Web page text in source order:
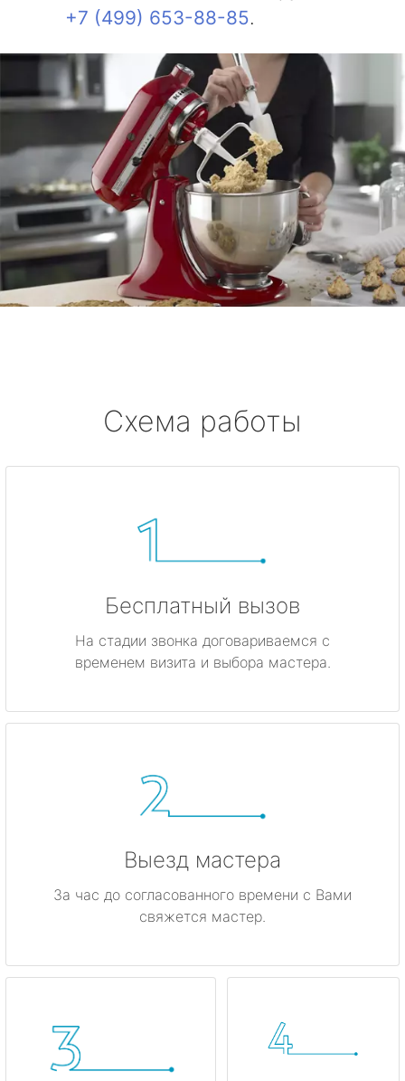
+7 (499) 653-88-85.
Схема работы
Бесплатный вызов
На стадии звонка договариваемся с
временем визита и выбора мастера.
Выезд мастера
За час до согласованного времени с Вами
свяжется мастер.